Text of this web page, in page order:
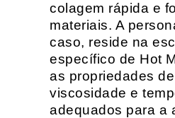
colagem rápida e
materiais. A
caso, reside na
específico de Hot
as propriedades
viscosidade e
adequados para a